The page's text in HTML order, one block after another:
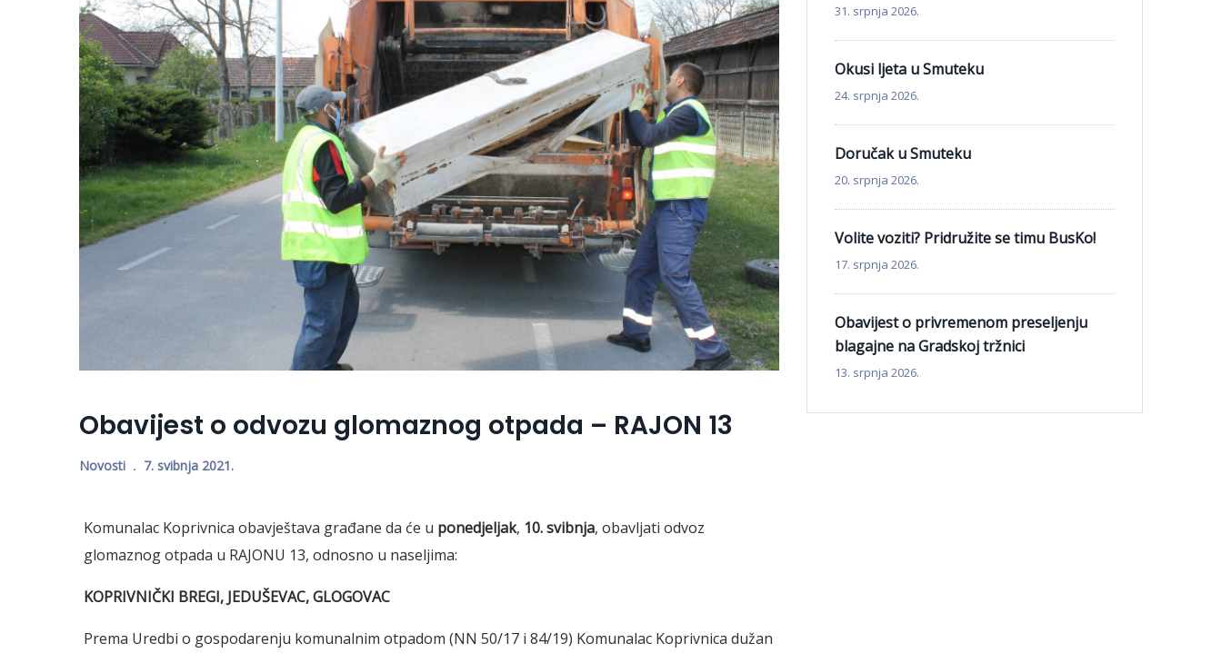
Obavijest o odvozu glomaznog otpada – RAJON 13
Novosti 7. svibnja 2021.
Komunalac Koprivnica obavještava građane da će u ponedjeljak, 10. svibnja, obavljati odvoz
glomaznog otpada u RAJONU 13, odnosno u naseljima:
KOPRIVNIČKI BREGI, JEDUŠEVAC, GLOGOVAC
Prema Uredbi o gospodarenju komunalnim otpadom (NN 50/17 i 84/19) Komunalac Koprivnica dužan
31. srpnja 2026.
Okusi ljeta u Smuteku
24. srpnja 2026.
Doručak u Smuteku
20. srpnja 2026.
Volite voziti? Pridružite se timu BusKo!
17. srpnja 2026.
Obavijest o privremenom preseljenju
blagajne na Gradskoj tržnici
13. srpnja 2026.